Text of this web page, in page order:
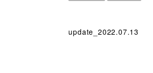
update_2022.07.13